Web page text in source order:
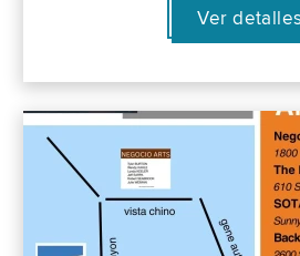
Ver detalles